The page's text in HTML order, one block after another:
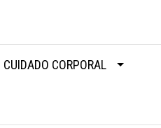
CUIDADO CORPORAL